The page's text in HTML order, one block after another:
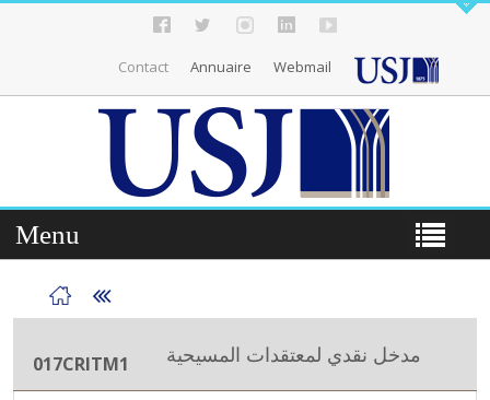
Contact Annuaire Webmail
Menu
017CRITM1